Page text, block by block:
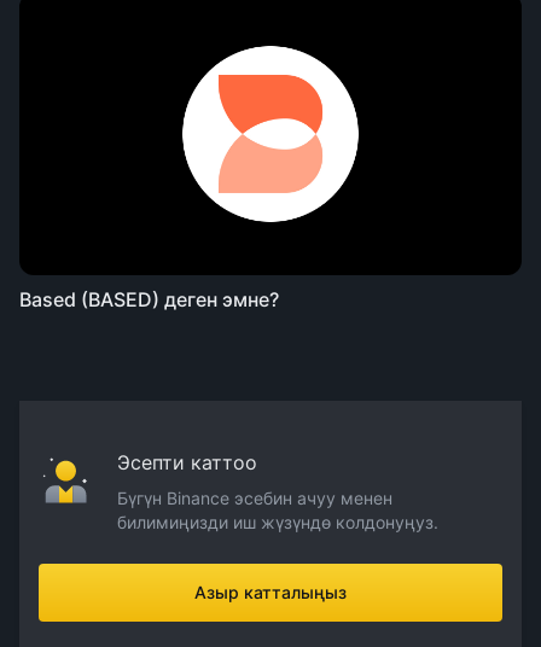
Based (BASED) деген эмне?
Эсепти каттоо
Бүгүн Binance эсебин ачуу менен
билимиңизди иш жүзүндө колдонуңуз.
Азыр катталыңыз